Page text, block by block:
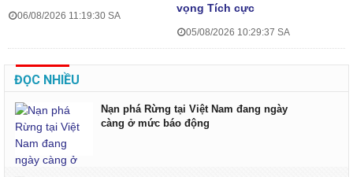
06/08/2026 11:19:30 SA
vọng Tích cực
05/08/2026 10:29:37 SA
ĐỌC NHIỀU
Nạn phá Rừng tại Việt Nam đang ngày
càng ở mức báo động